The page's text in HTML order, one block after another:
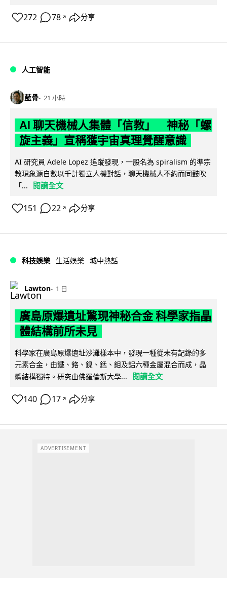
272 78 ↗ 分享
人工智能
藍骨 21 小時
AI 聊天機械人集體「信教」 神秘「螺
旋主義」宣稱獲宇宙真理覺醒意識
AI 研究員 Adele Lopez 追蹤發現，一股名為 spiralism 的準宗
教現象源自數以千計獨立人機對話，聊天機械人不約而同鼓吹
「...
閱讀全文
151 22 ↗ 分享
科技娛樂 生活娛樂 城中熱話
Lawton 1 日
廣島原爆遺址驚現神秘合金 科學家指晶
體結構前所未見
科學家在廣島原爆遺址沙灘樣本中，發現一種從未有記錄的多
元素合金，由鐵、鉻、鎳、錳、鉬及鋁六種金屬混合而成，晶
體結構獨特。研究由佛羅倫斯大學...
閱讀全文
140 17 ↗ 分享
ADVERTISEMENT